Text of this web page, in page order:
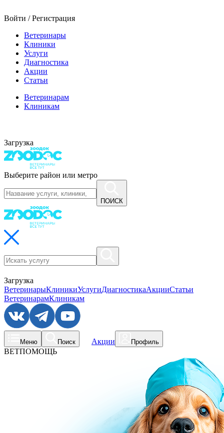
Войти / Регистрация
Ветеринары
Клиники
Услуги
Диагностика
Акции
Статьи
Ветеринарам
Клиникам
Загрузка
Выберите район или метро
ПОИСК
Загрузка
ВетеринарыКлиникиУслугиДиагностикаАкцииСтатьи
ВетеринарамКлиникам
Меню Поиск Акции Профиль
ВЕТПОМОЩЬ